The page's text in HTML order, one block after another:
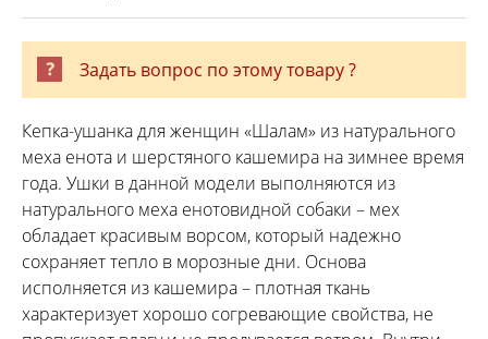
Задать вопрос по этому товару ?
Кепка-ушанка для женщин «Шалам» из натурального
меха енота и шерстяного кашемира на зимнее время
года. Ушки в данной модели выполняются из
натурального меха енотовидной собаки – мех
обладает красивым ворсом, который надежно
сохраняет тепло в морозные дни. Основа
исполняется из кашемира – плотная ткань
характеризует хорошо согревающие свойства, не